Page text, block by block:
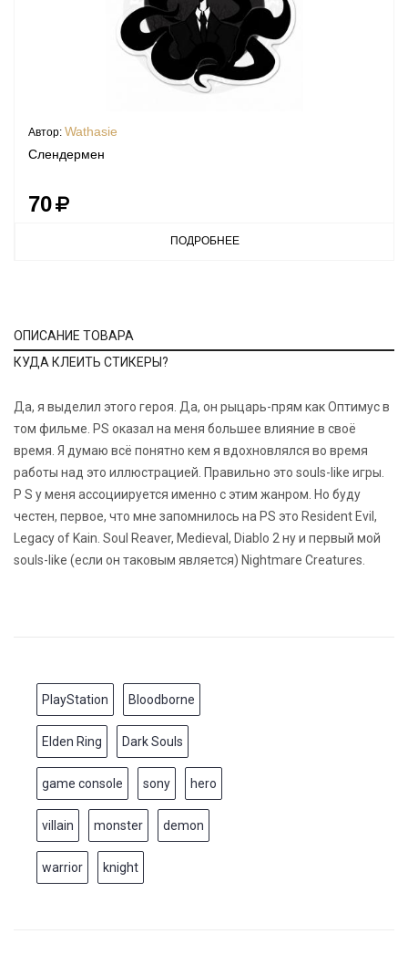
Автор: Wathasie
Слендермен
70
ПОДРОБНЕЕ
ОПИСАНИЕ ТОВАРА
КУДА КЛЕИТЬ СТИКЕРЫ?
Да, я выделил этого героя. Да, он рыцарь-прям как Оптимус в
том фильме. PS оказал на меня большее влияние в своё
время. Я думаю всё понятно кем я вдохновлялся во время
работы над это иллюстрацией. Правильно это souls-like игры.
P S у меня ассоциируется именно с этим жанром. Но буду
честен, первое, что мне запомнилось на PS это Resident Evil,
Legacy of Kain. Soul Reaver, Medieval, Diablo 2 ну и первый мой
souls-like (если он таковым является) Nightmare Creatures.
PlayStation Bloodborne
Elden Ring Dark Souls
game console sony hero
villain monster demon
warrior knight